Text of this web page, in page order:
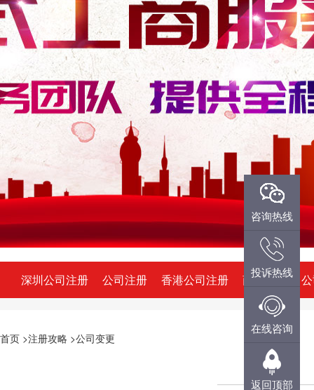
深圳公司注册 公司注册 香港公司注册 商标注册
首页 >注册攻略 >公司变更
微信咨询
QQ咨询
投诉热线
在线咨询
咨询热线
投诉热线
在线咨询
返回顶部